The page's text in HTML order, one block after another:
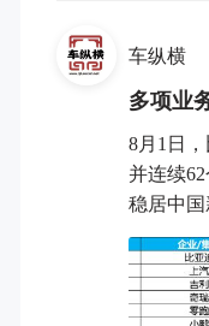
车纵横
多项业
8月1日
并连续
稳居中